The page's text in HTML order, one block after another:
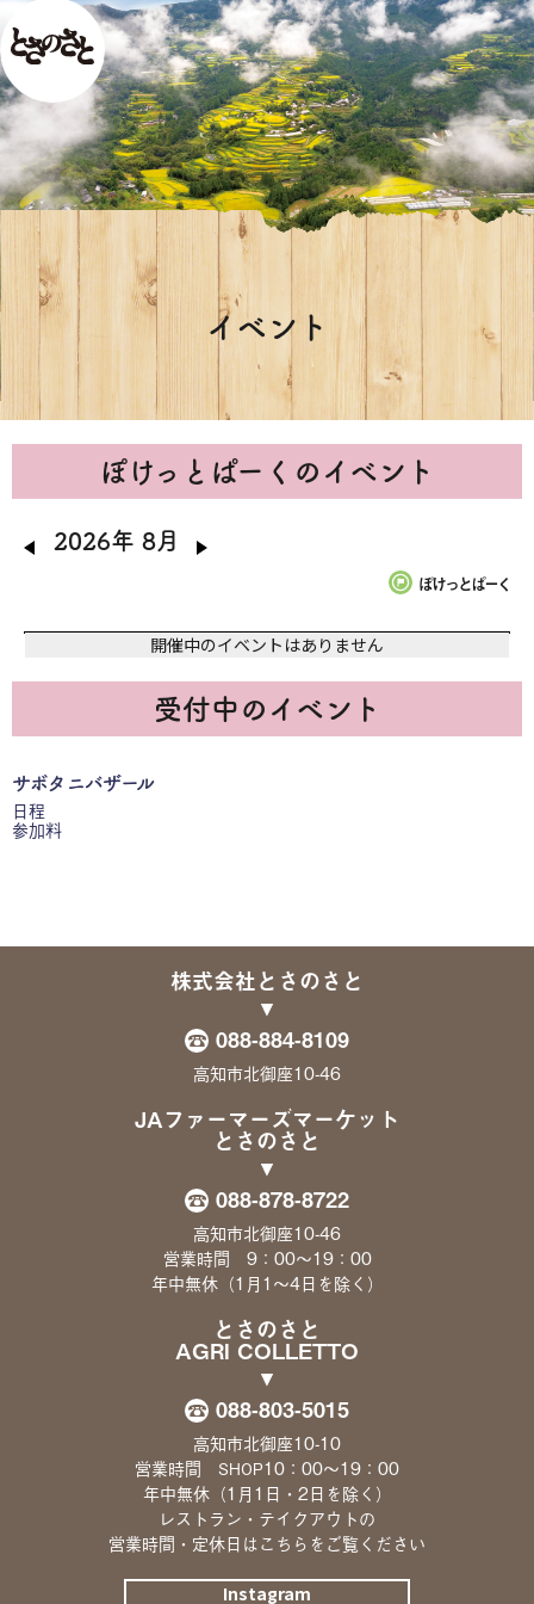
イベント
ぽけっとぱーくのイベント
2026年 8月
ぽけっとぱーく
開催中のイベントはありません
受付中のイベント
サボタニバザール
日程
参加料
株式会社とさのさと
088-884-8109
高知市北御座10-46
JAファーマーズマーケット
とさのさと
088-878-8722
高知市北御座10-46
営業時間 9：00〜19：00
年中無休（1月1〜4日を除く）
とさのさと
AGRI COLLETTO
088-803-5015
高知市北御座10-10
営業時間 SHOP10：00〜19：00
年中無休（1月1日・2日を除く）
レストラン・テイクアウトの
営業時間・定休日はこちら をご覧ください
Instagram